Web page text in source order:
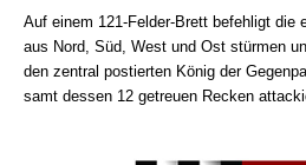
Auf einem 121-Felder-Brett befehligt die
aus Nord, Süd, West und Ost stürmen
den zentral postierten König der
samt dessen 12 getreuen Recken